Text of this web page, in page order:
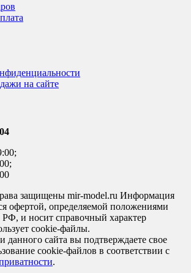
на сайте
защищены mir-model.ru Информация
офертой, определяемой положениями
РФ, и носит справочный характер
cookie-файлы.
данного сайта вы подтверждаете свое
cookie-файлов в соответствии с
.